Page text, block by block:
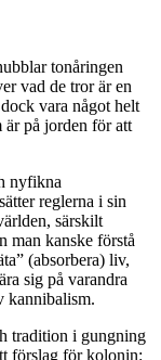
tonåringen
vad de tror är en
vara något helt
på jorden för att
nyfikna
reglerna i sin
särskilt
man kanske förstå
(absorbera) liv,
sig på varandra
kannibalism.
tradition i gungning
förslag för kolonin: